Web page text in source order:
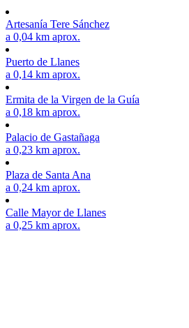
Artesanía Tere Sánchez
a 0,04 km aprox.
Puerto de Llanes
a 0,14 km aprox.
Ermita de la Virgen de la Guía
a 0,18 km aprox.
Palacio de Gastañaga
a 0,23 km aprox.
Plaza de Santa Ana
a 0,24 km aprox.
Calle Mayor de Llanes
a 0,25 km aprox.